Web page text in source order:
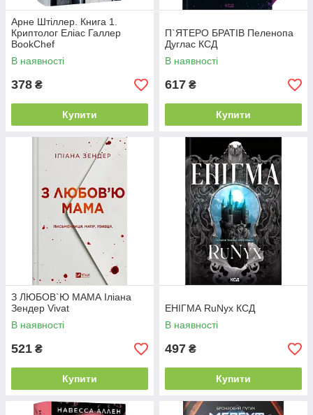
Арне Штіллер. Книга 1.
Криптолог Еліас Галлер
BookChef
В наявності
378 ₴
Купити
П`ЯТЕРО БРАТІВ Пеленопа
Дуглас КСД
В наявності
617 ₴
Купити
З ЛЮБОВ`Ю МАМА Іліана
Зендер Vivat
В наявності
521 ₴
Купити
ЕНІГМА RuNyx КСД
В наявності
497 ₴
Купити